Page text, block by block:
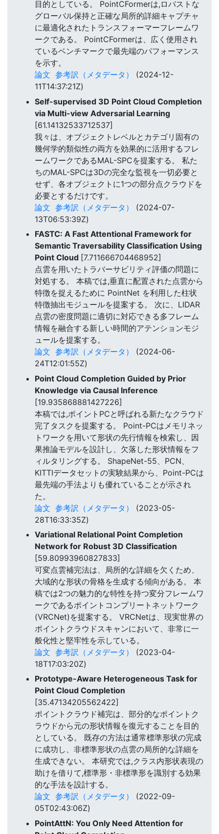
目的としている。 PointCFormerは,ロバストな
グローバル保持と正確な局所的詳細キャプチャ
に最適化されたトランスフォーマーフレームワ
ークである。 PointCFormerは、広く使用され
ているベンチマークで最先端のパフォーマンス
を示す。
論文 参考訳（メタデータ）
(2024-12-
11T14:37:21Z)
Self-supervised 3D Point Cloud Completion
via Multi-view Adversarial Learning
[61.14132533712537]
我々は、オブジェクトレベルとカテゴリ固有の
幾何学的類似性の両方を効果的に活用するフレ
ームワークであるMAL-SPCを提案する。 私た
ちのMAL-SPCは3Dの完全な監視を一切必要と
せず、各オブジェクトに1つの部分点クラウドを
必要とするだけです。
論文 参考訳（メタデータ）
(2024-07-
13T06:53:39Z)
FASTC: A Fast Attentional Framework for
Semantic Traversability Classification Using
Point Cloud [7.711666704468952]
点雲を用いたトラバーサビリティ評価の問題に
対処する。 本稿では,垂直に配置された点雲から
特徴を捉えるために PointNet を利用した柱状
特徴抽出モジュールを提案する。 次に、LIDAR
点雲の密度問題に適切に対応できる多フレーム
情報を融合する新しい時間的アテンションモジ
ュールを提案する。
論文 参考訳（メタデータ）
(2024-06-
24T12:01:55Z)
Point Cloud Completion Guided by Prior
Knowledge via Causal Inference
[19.935868881427226]
本稿では,ポイントPCと呼ばれる新たなクラウド
完了タスクを提案する。 Point-PCはメモリネッ
トワークを用いて形状の先行情報を検索し、因
果推論モデルを設計し、欠落した形状情報をフ
ィルタリングする。 ShapeNet-55、PCN、
KITTIデータセットの実験結果から、Point-PCは
最先端の手法よりも優れていることが示され
た。
論文 参考訳（メタデータ）
(2023-05-
28T16:33:35Z)
Variational Relational Point Completion
Network for Robust 3D Classification
[59.80993960827833]
可変点雲補完法は、局所的な詳細を欠くため、
大域的な形状の骨格を生成する傾向がある。 本
稿では2つの魅力的な特性を持つ変分フレームワ
ークであるポイントコンプリートネットワーク
(VRCNet)を提案する。 VRCNetは、現実世界の
ポイントクラウドスキャンにおいて、非常に一
般化性と堅牢性を示している。
論文 参考訳（メタデータ）
(2023-04-
18T17:03:20Z)
Prototype-Aware Heterogeneous Task for
Point Cloud Completion
[35.47134205562422]
ポイントクラウド補完は、部分的なポイントク
ラウドから元の形状情報を復元することを目的
としている。 既存の方法は通常標準形状の完成
に成功し、非標準形状の点雲の局所的な詳細を
生成できない。 本研究では,クラス内形状表現の
助けを借りて,標準形・非標準形を識別する効果
的な手法を設計する。
論文 参考訳（メタデータ）
(2022-09-
05T02:43:06Z)
PointAttN: You Only Need Attention for